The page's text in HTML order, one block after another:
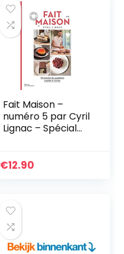
Fait Maison –
numéro 5 par Cyril
Lignac – Spécial
€12.90